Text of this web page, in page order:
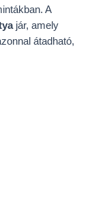
A
jár, amely
átadható,